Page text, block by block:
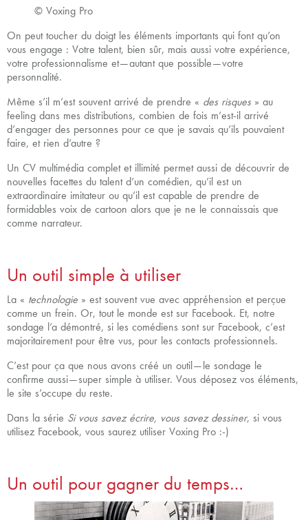
© Voxing Pro
On peut toucher du doigt les éléments importants qui font qu’on
vous engage : Votre talent, bien sûr, mais aussi votre expérience,
votre professionnalisme et — autant que possible — votre
personnalité.
Même s’il m’est souvent arrivé de prendre « des risques » au
feeling dans mes distributions, combien de fois m’est-il arrivé
d’engager des personnes pour ce que je savais qu’ils pouvaient
faire, et rien d’autre ?
Un CV multimédia complet et illimité permet aussi de découvrir de
nouvelles facettes du talent d’un comédien, qu’il est un
extraordinaire imitateur ou qu’il est capable de prendre de
formidables voix de cartoon alors que je ne le connaissais que
comme narrateur.
Un outil simple à utiliser
La « technologie » est souvent vue avec appréhension et perçue
comme un frein. Or, tout le monde est sur Facebook. Et, notre
sondage l’a démontré, si les comédiens sont sur Facebook, c’est
majoritairement pour être vus, pour les contacts professionnels.
C’est pour ça que nous avons créé un outil — le sondage le
confirme aussi — super simple à utiliser. Vous déposez vos éléments,
le site s’occupe du reste.
Dans la série Si vous savez écrire, vous savez dessiner, si vous
utilisez Facebook, vous saurez utiliser Voxing Pro :-)
Un outil pour gagner du temps…